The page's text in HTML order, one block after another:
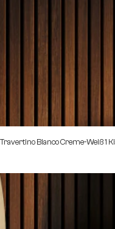
Bianco Creme-Weiß 1